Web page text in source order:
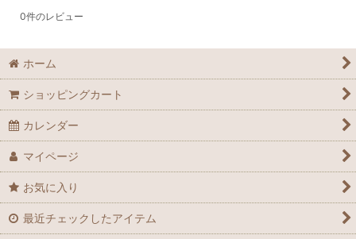
0件のレビュー
ホーム
ショッピングカート
カレンダー
マイページ
お気に入り
最近チェックしたアイテム